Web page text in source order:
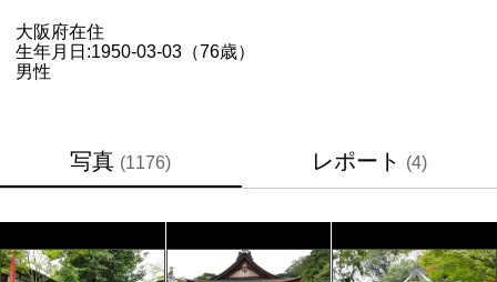
大阪府在住
生年月日:1950-03-03（76歳）
男性
写真 (1176) レポート (4)